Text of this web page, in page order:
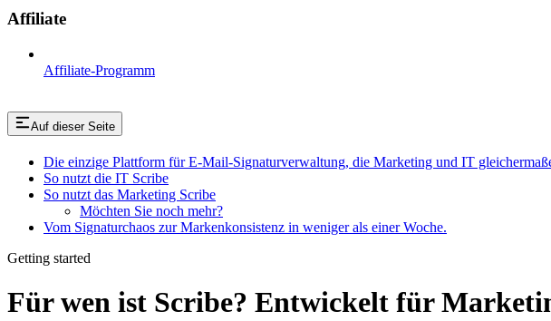
Affiliate
Affiliate-Programm
Auf dieser Seite
Die einzige Plattform für E-Mail-Signaturverwaltung, die Marketing und IT
So nutzt die IT Scribe
So nutzt das Marketing Scribe
Möchten Sie noch mehr?
Vom Signaturchaos zur Markenkonsistenz in weniger als einer Woche.
Getting started
Für wen ist Scribe? Entwickelt für